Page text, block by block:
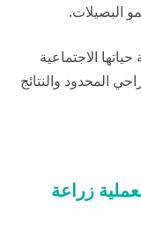
البصيلات.
الاجتماعية
المحدود والنتائج
زراعة